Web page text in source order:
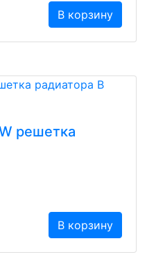
В корзину
решетка
В корзину